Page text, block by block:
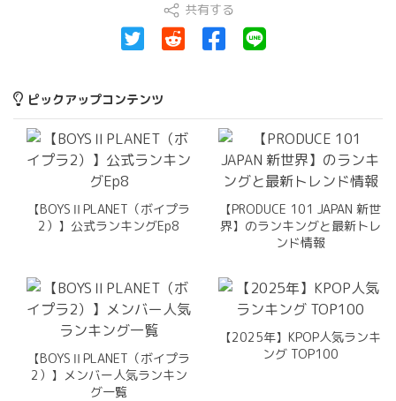
共有する
ピックアップコンテンツ
【BOYSⅡPLANET（ボイプラ
2）】公式ランキングEp8
【PRODUCE 101 JAPAN 新世
界】のランキングと最新トレ
ンド情報
【BOYSⅡPLANET（ボイプラ
2）】メンバー人気ランキン
グ一覧
【2025年】KPOP人気ランキ
ング TOP100